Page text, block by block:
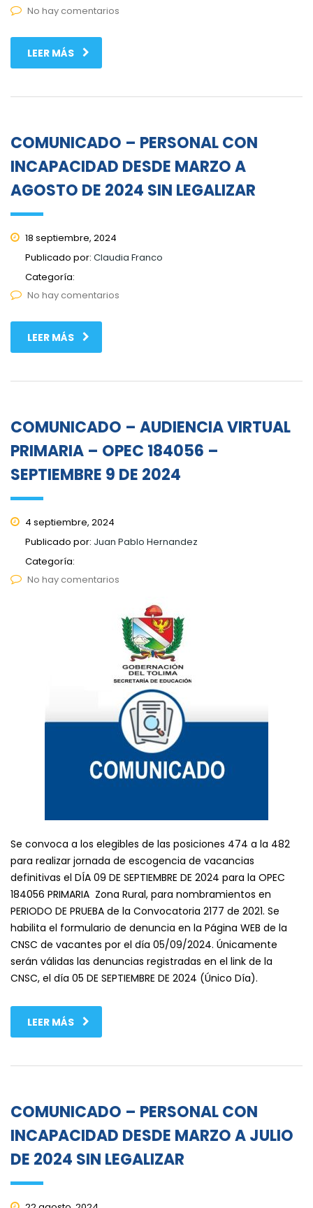
No hay comentarios
LEER MÁS
COMUNICADO – PERSONAL CON
INCAPACIDAD DESDE MARZO A
AGOSTO DE 2024 SIN LEGALIZAR
18 septiembre, 2024
Publicado por: Claudia Franco
Categoría:
No hay comentarios
LEER MÁS
COMUNICADO – AUDIENCIA VIRTUAL
PRIMARIA – OPEC 184056 –
SEPTIEMBRE 9 DE 2024
4 septiembre, 2024
Publicado por: Juan Pablo Hernandez
Categoría:
No hay comentarios
Se convoca a los elegibles de las posiciones 474 a la 482
para realizar jornada de escogencia de vacancias
definitivas el DÍA 09 DE SEPTIEMBRE DE 2024 para la OPEC
184056 PRIMARIA Zona Rural, para nombramientos en
PERIODO DE PRUEBA de la Convocatoria 2177 de 2021. Se
habilita el formulario de denuncia en la Página WEB de la
CNSC de vacantes por el día 05/09/2024. Únicamente
serán válidas las denuncias registradas en el link de la
CNSC, el día 05 DE SEPTIEMBRE DE 2024 (Único Día).
LEER MÁS
COMUNICADO – PERSONAL CON
INCAPACIDAD DESDE MARZO A JULIO
DE 2024 SIN LEGALIZAR